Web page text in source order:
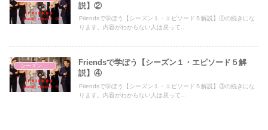
説】②
Friendsで学ぼう【シーズン１・エピソード５解説】①の続きにな
ります。内容がわからない人は戻って...
Friendsで学ぼう【シーズン１・エピソード５解
説】④
Friendsで学ぼう【シーズン１・エピソード５解説】③の続きにな
ります。内容がわからない人は戻って...